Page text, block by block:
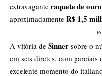
extravagante raquete de ouro
aproximadamente R$ 1,5
-
A vitória de Sinner sobre o
em sets diretos, com parciais
excelente momento do